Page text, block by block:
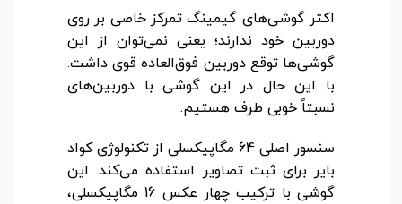
اکثر گوشی‌های گیمینگ تمرکز خاصی بر روی
دوربین خود ندارند؛ یعنی نمی‌توان از این
گوشی‌ها توقع دوربین فوق‌العاده قوی داشت.
با این حال در این گوشی با دوربین‌های
نسبتاً خوبی طرف هستیم.
سنسور اصلی 64 مگاپیکسلی از تکنولوژی کواد
بایر برای ثبت تصاویر استفاده می‌کند. این
گوشی با ترکیب چهار عکس 16 مگاپیکسلی،